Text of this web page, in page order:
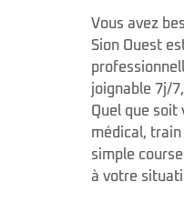
Vous avez
Sion Ouest
joignable 7j/
Quel que
médical,
simple
à votre